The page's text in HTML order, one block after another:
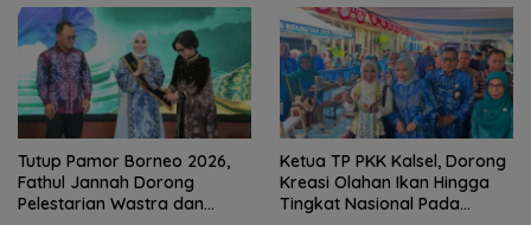
Tutup Pamor Borneo 2026,
Fathul Jannah Dorong
Pelestarian Wastra dan
Ketua TP PKK Kalsel, Dorong
Kreasi Olahan Ikan Hingga
Tingkat Nasional Pada